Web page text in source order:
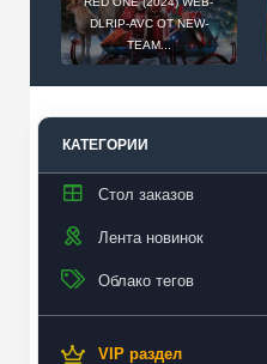
DLRIP-AVC ОТ NEW-
TEAM...
КАТЕГОРИИ
Стол заказов
Лента новинок
Облако тегов
VIP раздел